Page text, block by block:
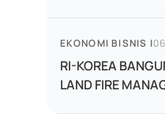
EKONOMI BISNIS |
RI-KOREA
LAND FIRE